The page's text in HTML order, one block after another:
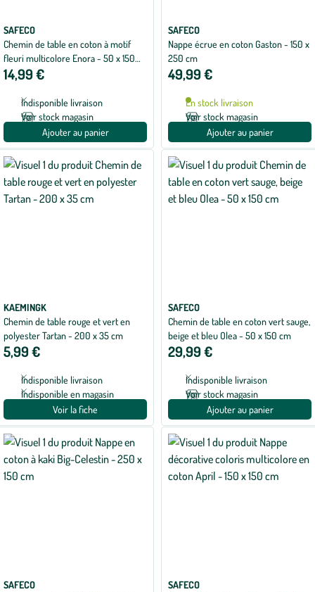
SAFECO
Chemin de table en coton à motif
fleuri multicolore Enora - 50 x 150
cm
14,99 €
Indisponible livraison
Voir stock magasin
Ajouter au panier
SAFECO
Nappe écrue en coton Gaston - 150 x
250 cm
49,99 €
En stock livraison
Voir stock magasin
Ajouter au panier
KAEMINGK
Chemin de table rouge et vert en
polyester Tartan - 200 x 35 cm
5,99 €
Indisponible livraison
Indisponible en magasin
Voir la fiche
SAFECO
Chemin de table en coton vert sauge,
beige et bleu Olea - 50 x 150 cm
29,99 €
Indisponible livraison
Voir stock magasin
Ajouter au panier
SAFECO
SAFECO